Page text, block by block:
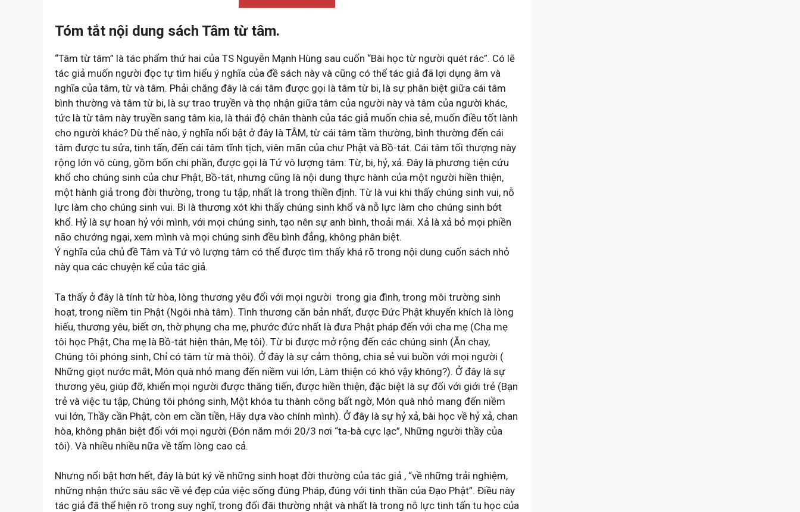
Tóm tắt nội dung sách Tâm từ tâm.
“Tâm từ tâm” là tác phẩm thứ hai của TS Nguyễn Mạnh Hùng sau cuốn “Bài học từ người quét rác”. Có lẽ
tác giả muốn người đọc tự tìm hiểu ý nghĩa của đề sách này và cũng có thể tác giả đã lợi dụng âm và
nghĩa của tâm, từ và tâm. Phải chăng đây là cái tâm được gọi là tâm từ bi, là sự phân biệt giữa cái tâm
bình thường và tâm từ bi, là sự trao truyền và thọ nhận giữa tâm của người này và tâm của người khác,
tức là từ tâm này truyền sang tâm kia, là thái độ chân thành của tác giả muốn chia sẻ, muốn điều tốt lành
cho người khác? Dù thế nào, ý nghĩa nổi bật ở đây là TÂM, từ cái tâm tầm thường, bình thường đến cái
tâm được tu sửa, tinh tấn, đến cái tâm tĩnh tịch, viên mãn của chư Phật và Bồ-tát. Cái tâm tối thượng này
rộng lớn vô cùng, gồm bốn chi phần, được gọi là Tứ vô lượng tâm: Từ, bi, hỷ, xả. Đây là phương tiện cứu
khổ cho chúng sinh của chư Phật, Bồ-tát, nhưng cũng là nội dung thực hành của một người hiền thiện,
một hành giả trong đời thường, trong tu tập, nhất là trong thiền định. Từ là vui khi thấy chúng sinh vui, nỗ
lực làm cho chúng sinh vui. Bi là thương xót khi thấy chúng sinh khổ và nỗ lực làm cho chúng sinh bớt
khổ. Hỷ là sự hoan hỷ với mình, với mọi chúng sinh, tạo nên sự anh bình, thoải mái. Xả là xả bỏ mọi phiền
não chướng ngại, xem mình và mọi chúng sinh đều bình đẳng, không phân biệt.
Ý nghĩa của chủ đề Tâm và Tứ vô lượng tâm có thể được tìm thấy khá rõ trong nội dung cuốn sách nhỏ
này qua các chuyện kể của tác giả.
Ta thấy ở đây là tính từ hòa, lòng thương yêu đối với mọi người trong gia đình, trong môi trường sinh
hoạt, trong niềm tin Phật (Ngôi nhà tâm). Tình thương căn bản nhất, được Đức Phật khuyến khích là lòng
hiếu, thương yêu, biết ơn, thờ phụng cha mẹ, phước đức nhất là đưa Phật pháp đến với cha mẹ (Cha mẹ
tôi học Phật, Cha mẹ là Bồ-tát hiện thân, Mẹ tôi). Từ bi được mở rộng đến các chúng sinh (Ăn chay,
Chúng tôi phóng sinh, Chỉ có tâm từ mà thôi). Ở đây là sự cảm thông, chia sẻ vui buồn với mọi người (
Những giọt nước mắt, Món quà nhỏ mang đến niềm vui lớn, Làm thiện có khó vậy không?). Ở đây là sự
thương yêu, giúp đỡ, khiến mọi người được thăng tiến, được hiền thiện, đặc biệt là sự đối với giới trẻ (Bạn
trẻ và việc tu tập, Chúng tôi phóng sinh, Một khóa tu thành công bất ngờ, Món quà nhỏ mang đến niềm
vui lớn, Thầy cần Phật, còn em cần tiền, Hãy dựa vào chính mình). Ở đây là sự hỷ xả, bài học về hỷ xả, chan
hòa, không phân biệt đối với mọi người (Đón năm mới 20/3 nơi “ta-bà cực lạc”, Những người thầy của
tôi). Và nhiều nhiều nữa về tấm lòng cao cả.
Nhưng nổi bật hơn hết, đây là bút ký về những sinh hoạt đời thường của tác giả , “về những trải nghiệm,
những nhận thức sâu sắc về vẻ đẹp của việc sống đúng Pháp, đúng với tinh thần của Đạo Phật”. Điều này
tác giả đã thể hiện rõ trong suy nghĩ, trong đối đãi thường nhật và nhất là trong nỗ lực tinh tấn tu học của